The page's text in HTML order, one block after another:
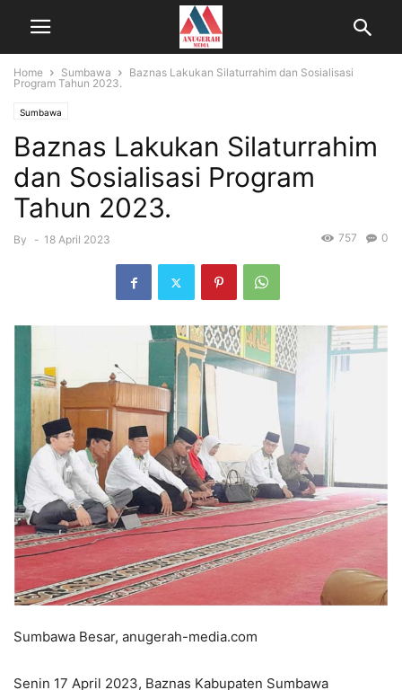
Home Sumbawa
Baznas Lakukan Silaturrahim dan Sosialisasi
Program Tahun 2023.
Sumbawa
Baznas Lakukan Silaturrahim
dan Sosialisasi Program
Tahun 2023.
By - 18 April 2023 0
757
Sumbawa Besar, anugerah-media.com
Senin 17 April 2023, Baznas Kabupaten Sumbawa